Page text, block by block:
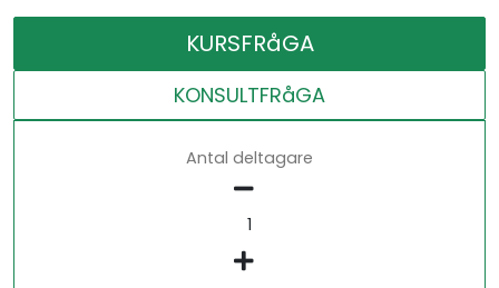
KURSFRåGA
KONSULTFRåGA
Antal deltagare